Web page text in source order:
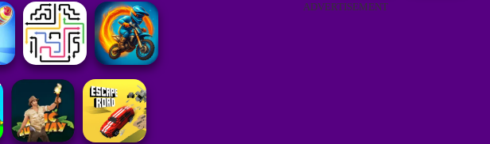
ADVERTISEMENT